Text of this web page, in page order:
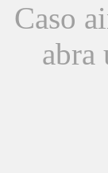
Caso
abra